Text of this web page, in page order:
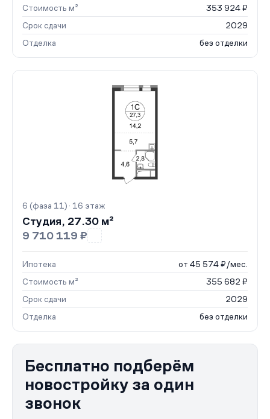
Стоимость м²
353 924 ₽
Срок сдачи
2029
Отделка
без отделки
6 (фаза 11) · 16 этаж
Студия, 27.30 м²
9 710 119 ₽
Ипотека
от 45 574 ₽/мес.
Стоимость м²
355 682 ₽
Срок сдачи
2029
Отделка
без отделки
Бесплатно подберём
новостройку за один
звонок